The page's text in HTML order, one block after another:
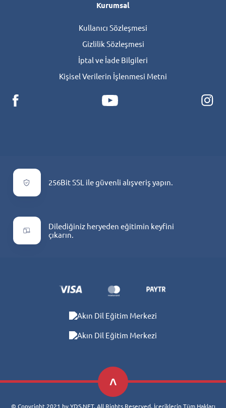
Kurumsal
Kullanıcı Sözleşmesi
Gizlilik Sözleşmesi
İptal ve İade Bilgileri
Kişisel Verilerin İşlenmesi Metni
256Bit SSL ile güvenli alışveriş yapın.
Dilediğiniz heryeden eğitimin keyfini
çıkarın.
© Copyright 2021 by YDS.NET. All Rights Reserved. İçeriklerin Tüm Hakları